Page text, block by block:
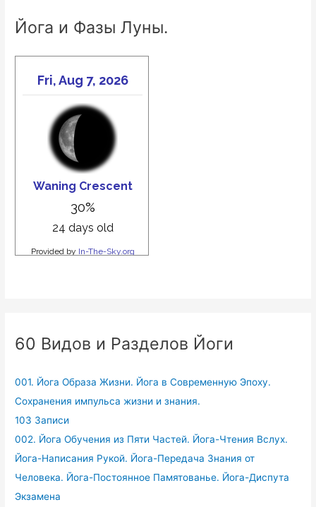
Йога и Фазы Луны.
60 Видов и Разделов Йоги
001. Йога Образа Жизни. Йога в Современную Эпоху.
Сохранения импульса жизни и знания.
103 Записи
002. Йога Обучения из Пяти Частей. Йога-Чтения Вслух.
Йога-Написания Рукой. Йога-Передача Знания от
Человека. Йога-Постоянное Памятованье. Йога-Диспута
Экзамена